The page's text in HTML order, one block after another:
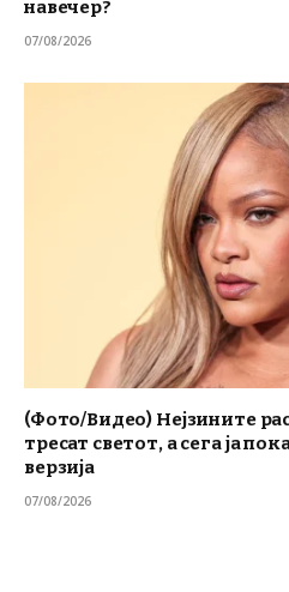
навечер?
07/08/2026
(Фото/Видео) Нејзините
тресат светот, а сега ја
верзија
07/08/2026